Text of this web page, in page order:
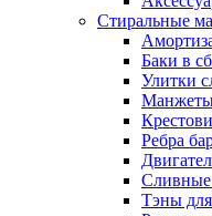
Стиральные
Баки в
Улитки
Манжеты
Ребра
Тэны